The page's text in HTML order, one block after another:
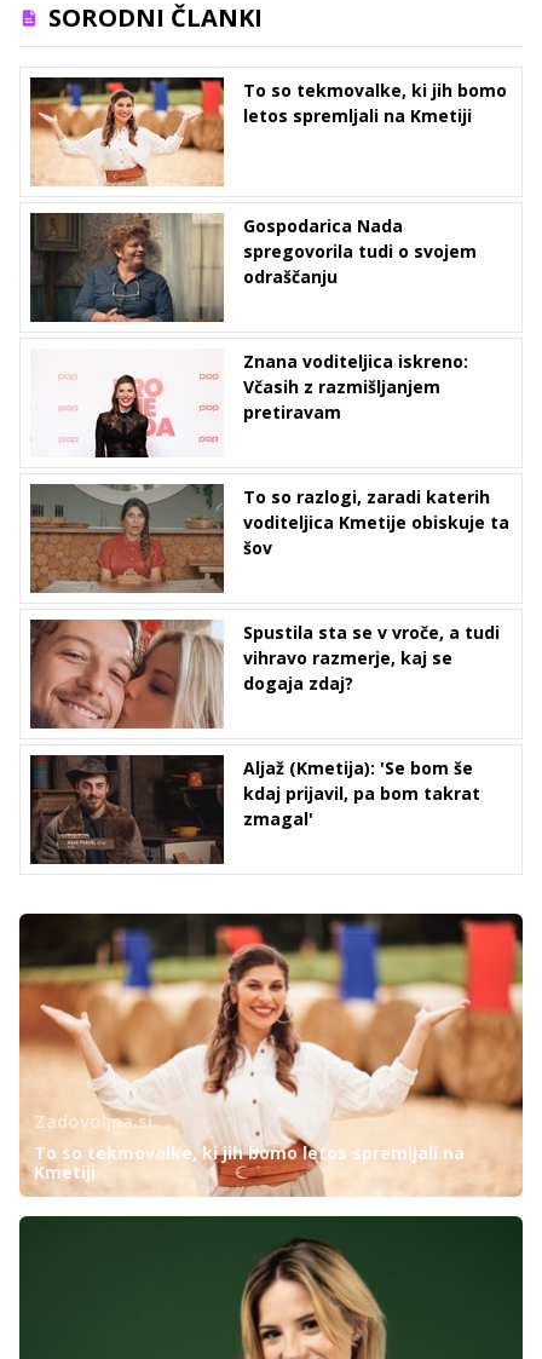
SORODNI ČLANKI
To so tekmovalke, ki jih bomo
letos spremljali na Kmetiji
Gospodarica Nada
spregovorila tudi o svojem
odraščanju
Znana voditeljica iskreno:
Včasih z razmišljanjem
pretiravam
To so razlogi, zaradi katerih
voditeljica Kmetije obiskuje ta
šov
Spustila sta se v vroče, a tudi
vihravo razmerje, kaj se
dogaja zdaj?
Aljaž (Kmetija): 'Se bom še
kdaj prijavil, pa bom takrat
zmagal'
Zadovoljna.si
To so tekmovalke, ki jih bomo letos spremljali na
Kmetiji